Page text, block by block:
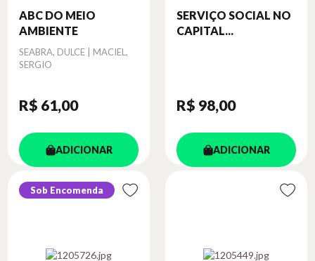
ABC DO MEIO
AMBIENTE
Autor
SEABRA, DULCE | MACIEL,
SERGIO
R$ 61,00
ADICIONAR
SERVIÇO SOCIAL NO
CAPITAL...
R$ 98,00
ADICIONAR
Sob Encomenda